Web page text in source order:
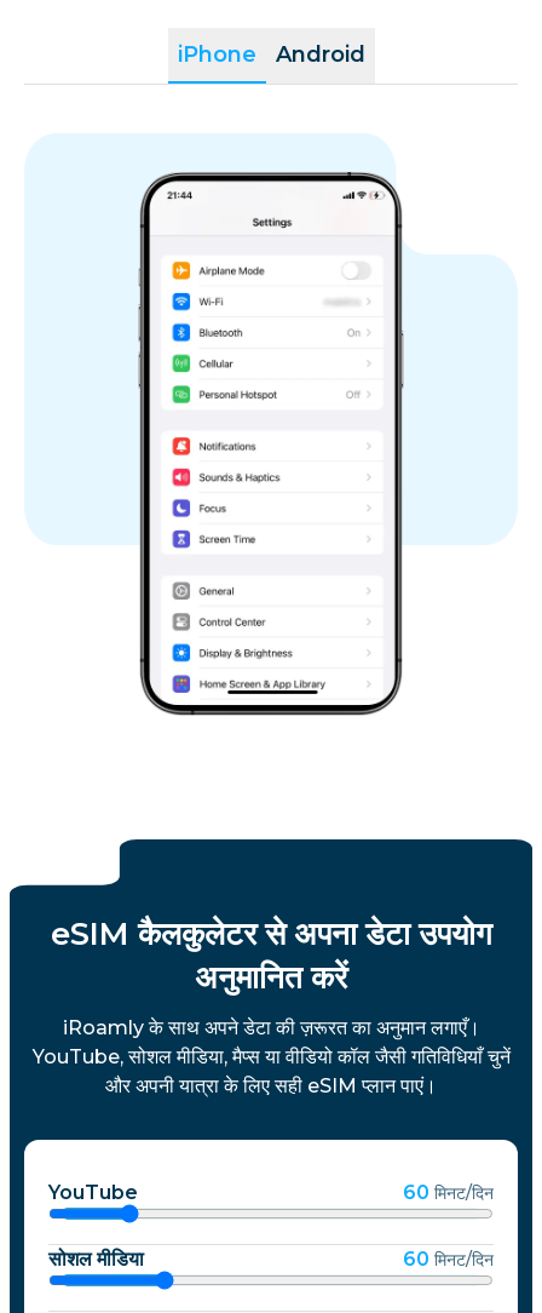
iPhone Android
eSIM कैलकुलेटर से अपना डेटा उपयोग
अनुमानित करें
iRoamly के साथ अपने डेटा की ज़रूरत का अनुमान लगाएँ।
YouTube, सोशल मीडिया, मैप्स या वीडियो कॉल जैसी गतिविधियाँ चुनें
और अपनी यात्रा के लिए सही eSIM प्लान पाएं।
YouTube 60 मिनट/दिन
सोशल मीडिया 60 मिनट/दिन